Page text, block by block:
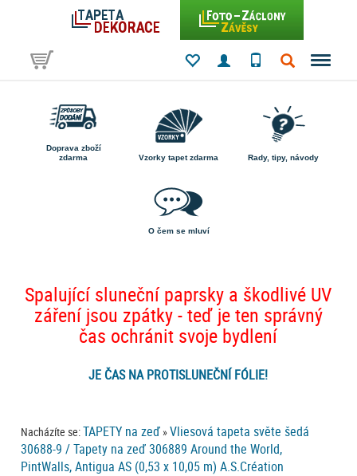
Doprava zboží
zdarma
Vzorky tapet zdarma Rady, tipy, návody
O čem se mluví
Spalující sluneční paprsky a škodlivé UV
záření jsou zpátky - teď je ten správný
čas ochránit svoje bydlení
JE ČAS NA PROTISLUNEČNÍ FÓLIE!
Nacházíte se:TAPETY na zeď »Vliesová tapeta světe šedá
30688-9 / Tapety na zeď 306889 Around the World,
PintWalls, Antigua AS (0,53 x 10,05 m) A.S.Création